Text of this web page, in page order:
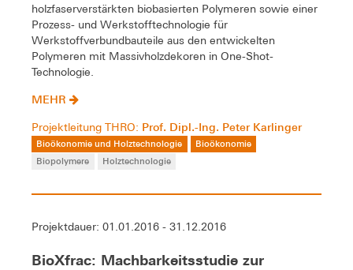
holzfaserverstärkten biobasierten Polymeren sowie einer
Prozess- und Werkstofftechnologie für
Werkstoffverbundbauteile aus den entwickelten
Polymeren mit Massivholzdekoren in One-Shot-
Technologie.
MEHR
Projektleitung THRO: Prof. Dipl.-Ing. Peter Karlinger
Bioökonomie und Holztechnologie
Bioökonomie
Biopolymere
Holztechnologie
Projektdauer: 01.01.2016 - 31.12.2016
BioXfrac: Machbarkeitsstudie zur